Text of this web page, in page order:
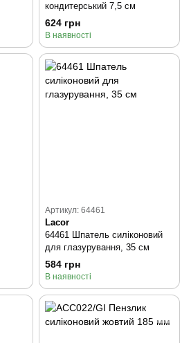
кондитерський 7,5 см
624 грн
В наявності
Артикул: 64461
Lacor
64461 Шпатель силіконовий
для глазурування, 35 см
584 грн
В наявності